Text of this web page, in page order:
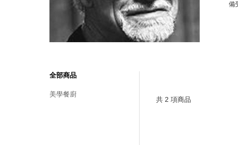
備
全部商品
美學餐廚
共 2 項商品